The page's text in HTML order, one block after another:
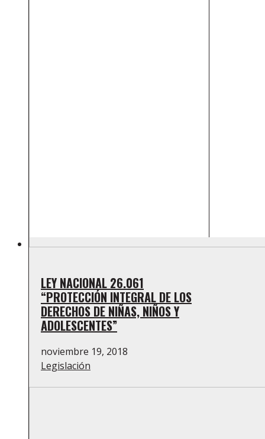
LEY NACIONAL 26.061
“PROTECCIÓN INTEGRAL DE LOS
DERECHOS DE NIÑAS, NIÑOS Y
ADOLESCENTES”
noviembre 19, 2018
Legislación